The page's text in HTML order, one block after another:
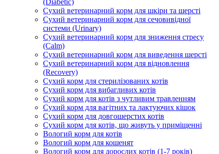
(Diabetic)
Сухий ветеринарний корм для шкіри та шерсті
Сухий ветеринарний корм для сечовивідної
системи (Urinary)
Сухий ветеринарний корм для зниження стресу
(Calm)
Сухий ветеринарний корм для виведення шерсті
Сухий ветеринарний корм для відновлення
(Recovery)
Сухий корм для стерилізованих котів
Сухий корм для вибагливих котів
Сухий корм для котів з чутливим травленням
Сухий корм для вагітних та лактуючих кішок
Сухий корм для довгошерстих котів
Сухий корм для котів, що живуть у приміщенні
Вологий корм для котів
Вологий корм для кошенят
Вологий корм для дорослих котів (1-7 років)